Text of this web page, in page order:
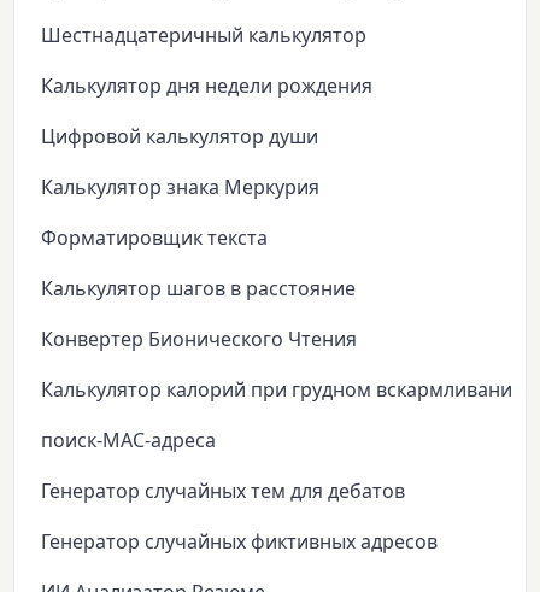
Шестнадцатеричный калькулятор
Калькулятор дня недели рождения
Цифровой калькулятор души
Калькулятор знака Меркурия
Форматировщик текста
Калькулятор шагов в расстояние
Конвертер Бионического Чтения
Калькулятор калорий при грудном вскармливании
поиск-MAC-адреса
Генератор случайных тем для дебатов
Генератор случайных фиктивных адресов